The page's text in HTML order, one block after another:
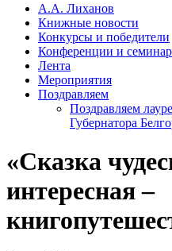
А.А. Лиханов
Книжные новости
Конкурсы и победители
Конференции и
Лента
Мероприятия
Поздравляем
Поздравляем
Губернатора
«Сказка
интересная –